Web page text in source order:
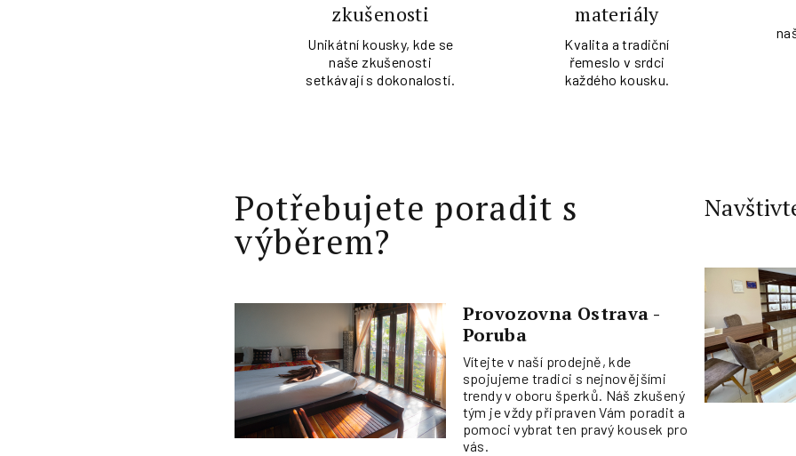
zkušenosti
Unikátní kousky, kde se
naše zkušenosti
setkávají s dokonalostí.
materiály
Kvalita a tradiční
řemeslo v srdci
každého kousku.
Potřebujete poradit s
výběrem?
Provozovna Ostrava -
Poruba
Vítejte v naší prodejně, kde
spojujeme tradici s nejnovějšími
trendy v oboru šperků. Náš zkušený
tým je vždy připraven Vám poradit a
pomoci vybrat ten pravý kousek pro
vás.